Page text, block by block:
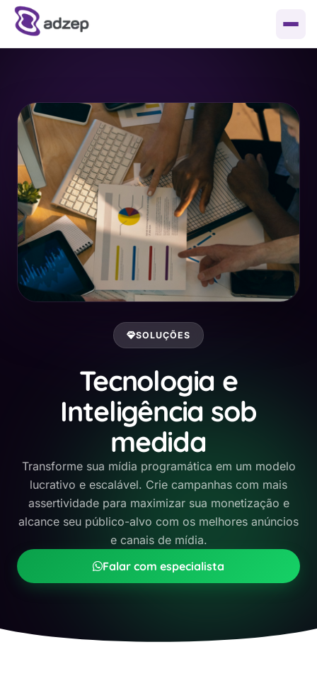
Soluções
Adtech e Opec
Tecnologia e inteligência sob medida
Gestão de mídia programática
Materiais
Guia de Formatos de Banner
Blog
Sobre
Cases de Sucesso
Quem somos
Fale conosco
SOLUÇÕES
Tecnologia e
Inteligência sob
medida
Transforme sua mídia programática em um modelo
lucrativo e escalável. Crie campanhas com mais
assertividade para maximizar sua monetização e
alcance seu público-alvo com os melhores anúncios
e canais de mídia.
Falar com especialista